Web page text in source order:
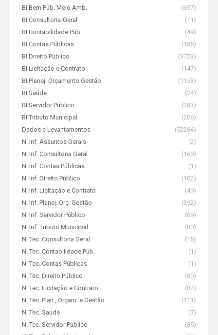
BI Bem Púb. Meio Amb.
(697)
BI Consultoria-Geral
(11)
BI Contabilidade Púb.
(49)
BI Contas Públicas
(185)
BI Direito Público
(3723)
BI Licitação e Contrato
(147)
BI Planej. Orçamento Gestão
(1153)
BI Saúde
(24)
BI Servidor Público
(283)
BI Tributo Municipal
(206)
Dados e Levantamentos
(52284)
N. Inf. Assuntos Gerais
(2)
N. Inf. Consultoria Geral
(169)
N. Inf. Contas Públicas
(1)
N. Inf. Direito Público
(102)
N. Inf. Licitação e Contrato
(49)
N. Inf. Planej. Orç. Gestão
(392)
N. Inf. Servidor Público
(69)
N. Inf. Tributo Municipal
(80)
N. Tec. Consultoria Geral
(15)
N. Tec. Contabilidade Púb.
(1)
N. Tec. Contas Públicas
(1)
N. Tec. Direito Público
(80)
N. Tec. Licitação e Contrato
(82)
N. Tec. Plan., Orçam. e Gestão
(111)
N. Tec. Saúde
(7)
N. Tec. Servidor Público
(85)